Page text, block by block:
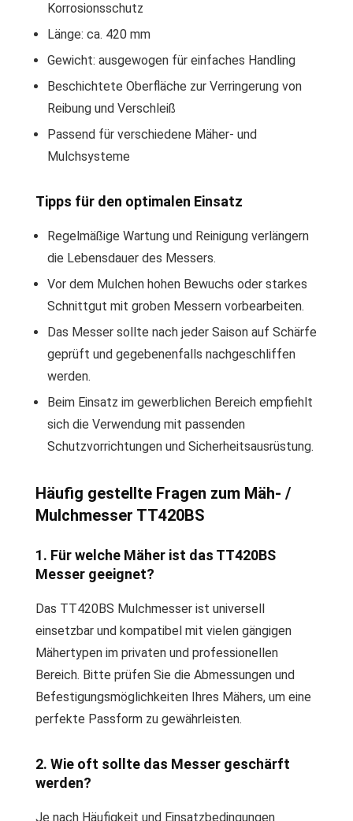
Korrosionsschutz
Länge: ca. 420 mm
Gewicht: ausgewogen für einfaches Handling
Beschichtete Oberfläche zur Verringerung von
Reibung und Verschleiß
Passend für verschiedene Mäher- und
Mulchsysteme
Tipps für den optimalen Einsatz
Regelmäßige Wartung und Reinigung verlängern
die Lebensdauer des Messers.
Vor dem Mulchen hohen Bewuchs oder starkes
Schnittgut mit groben Messern vorbearbeiten.
Das Messer sollte nach jeder Saison auf Schärfe
geprüft und gegebenenfalls nachgeschliffen
werden.
Beim Einsatz im gewerblichen Bereich empfiehlt
sich die Verwendung mit passenden
Schutzvorrichtungen und Sicherheitsausrüstung.
Häufig gestellte Fragen zum Mäh- /
Mulchmesser TT420BS
1. Für welche Mäher ist das TT420BS
Messer geeignet?
Das TT420BS Mulchmesser ist universell
einsetzbar und kompatibel mit vielen gängigen
Mähertypen im privaten und professionellen
Bereich. Bitte prüfen Sie die Abmessungen und
Befestigungsmöglichkeiten Ihres Mähers, um eine
perfekte Passform zu gewährleisten.
2. Wie oft sollte das Messer geschärft
werden?
Je nach Häufigkeit und Einsatzbedingungen